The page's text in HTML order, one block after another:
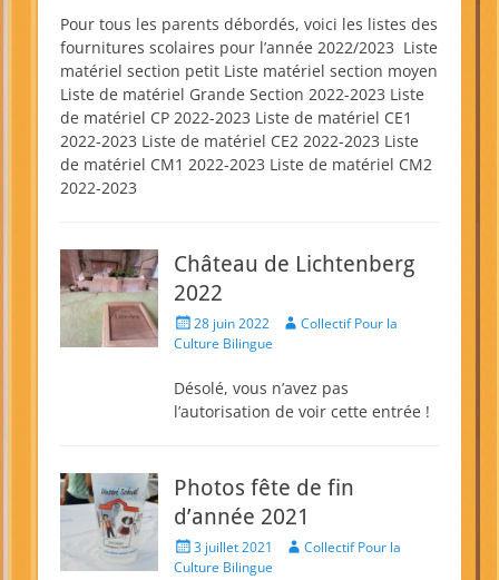
Pour tous les parents débordés, voici les listes des
fournitures scolaires pour l’année 2022/2023 Liste
matériel section petit Liste matériel section moyen
Liste de matériel Grande Section 2022-2023 Liste
de matériel CP 2022-2023 Liste de matériel CE1
2022-2023 Liste de matériel CE2 2022-2023 Liste
de matériel CM1 2022-2023 Liste de matériel CM2
2022-2023
Château de Lichtenberg
2022
Posted
on
28 juin 2022 AuthorCollectif Pour la
Culture Bilingue
Désolé, vous n’avez pas
l’autorisation de voir cette entrée !
Photos fête de fin
d’année 2021
Posted
on
3 juillet 2021 AuthorCollectif Pour la
Culture Bilingue